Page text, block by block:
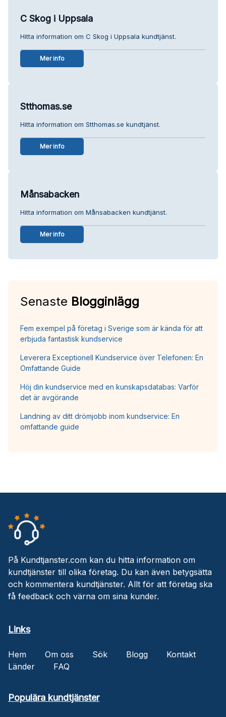
C Skog i Uppsala
Hitta information om C Skog i Uppsala kundtjänst.
Mer info
Stthomas.se
Hitta information om Stthomas.se kundtjänst.
Mer info
Månsabacken
Hitta information om Månsabacken kundtjänst.
Mer info
Senaste Blogginlägg
Fem exempel på företag i Sverige som är kända för att
erbjuda fantastisk kundservice
Leverera Exceptionell Kundservice över Telefonen: En
Omfattande Guide
Höj din kundservice med en kunskapsdatabas: Varför
det är avgörande
Landning av ditt drömjobb inom kundservice: En
omfattande guide
På Kundtjanster.com kan du hitta information om
kundtjänster till olika företag. Du kan även betygsätta
och kommentera kundtjänster. Allt för att företag ska
få feedback och värna om sina kunder.
Links
Hem Om oss Sök Blogg
Kontakt
Länder
FAQ
Populära kundtjänster